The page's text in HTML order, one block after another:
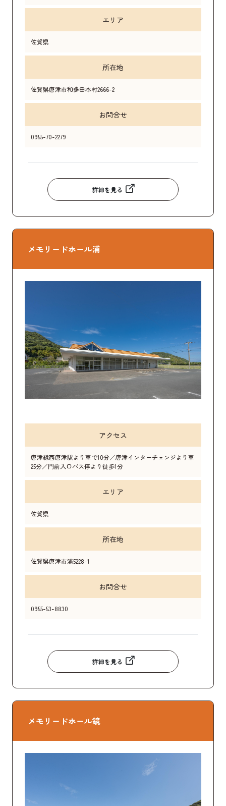
エリア
佐賀県
所在地
佐賀県唐津市和多田本村2666-2
お問合せ
0955-70-2279
詳細を見る
メモリードホール浦
アクセス
唐津線西唐津駅より車で10分／唐津インターチェンジより車
25分／門前入口バス停より徒歩1分
エリア
佐賀県
所在地
佐賀県唐津市浦5228-1
お問合せ
0955-53-8830
詳細を見る
メモリードホール鏡